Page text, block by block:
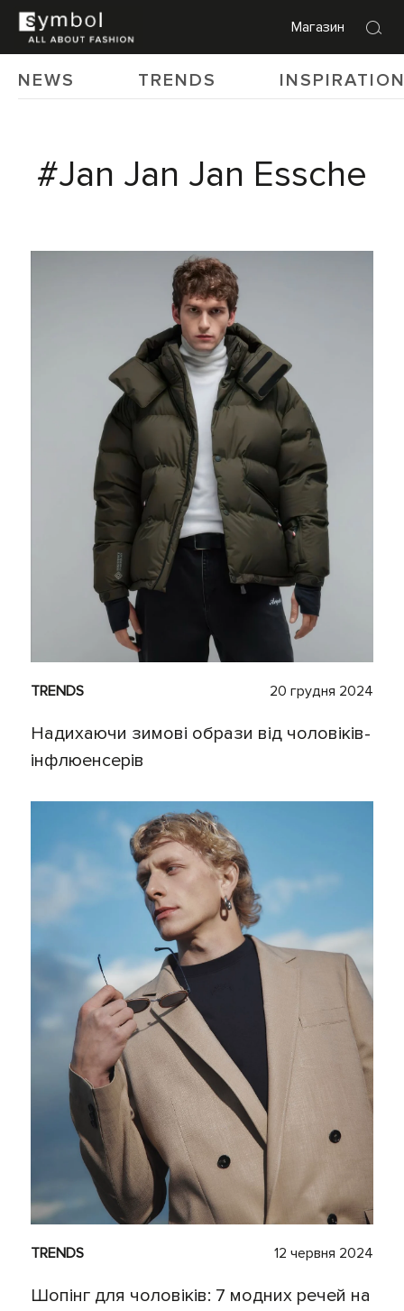
Магазин
NEWS TRENDS
#Jan Jan Jan Essche
TRENDS 20 грудня 2024
Надихаючи зимові образи від чоловіків-
інфлюенсерів
TRENDS 12 червня 2024
Шопінг для чоловіків: 7 модних речей на